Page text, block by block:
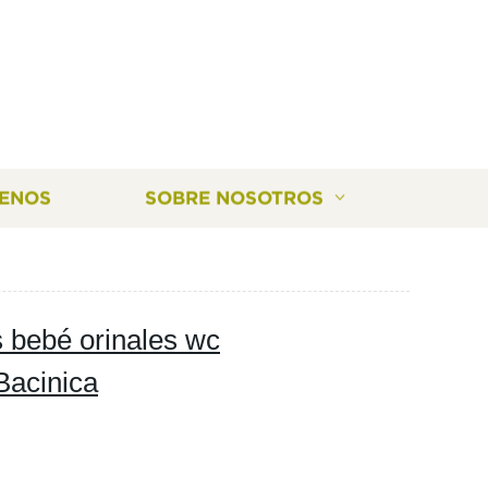
SOBRE NOSOTROS
bebé orinales wc